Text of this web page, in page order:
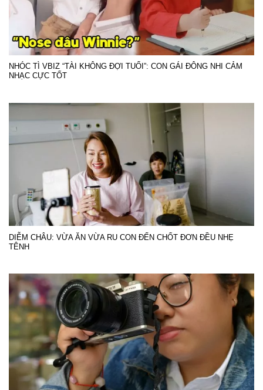
NHÓC TÌ VBIZ “TÀI KHÔNG ĐỢI TUỔI”: CON GÁI ĐÔNG NHI CẢM
NHẠC CỰC TỐT
DIỄM CHÂU: VỪA ĂN VỪA RU CON ĐẾN CHỐT ĐƠN ĐỀU NHẸ
TÊNH